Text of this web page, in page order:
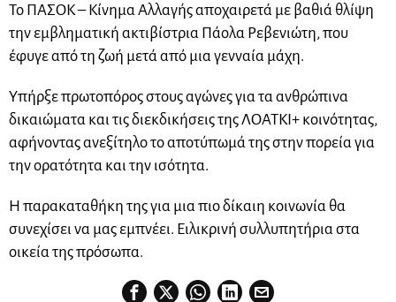
Το ΠΑΣΟΚ – Κίνημα Αλλαγής αποχαιρετά με βαθιά θλίψη
την εμβληματική ακτιβίστρια Πάολα Ρεβενιώτη, που
έφυγε από τη ζωή μετά από μια γενναία μάχη.
Υπήρξε πρωτοπόρος στους αγώνες για τα ανθρώπινα
δικαιώματα και τις διεκδικήσεις της ΛΟΑΤΚΙ+ κοινότητας,
αφήνοντας ανεξίτηλο το αποτύπωμά της στην πορεία για
την ορατότητα και την ισότητα.
Η παρακαταθήκη της για μια πιο δίκαιη κοινωνία θα
συνεχίσει να μας εμπνέει. Ειλικρινή συλλυπητήρια στα
οικεία της πρόσωπα.